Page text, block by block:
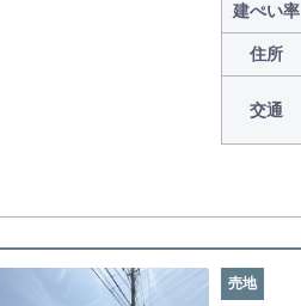
建ぺい率
住所
交通
売地